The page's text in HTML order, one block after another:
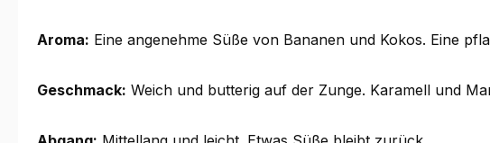
Aroma: Eine angenehme Süße von Bananen und Kokos. Eine
Geschmack: Weich und butterig auf der Zunge. Karamell und